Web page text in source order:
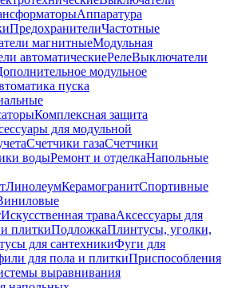
Аппаратура
ПредохранителиЧастотные
магнитныеМодульная
автоматическиеРелеВыключатели
модульное
пуска
Комплексная защита
для модульной
Счетчики газаСчетчики
водыРемонт и отделкаНапольные
ЛинолеумКерамогранитСпортивные
Искусственная траваАксессуары для
плиткиПодложкаПлинтусы, уголки,
для сантехникиФуги для
для пола и плиткиПриспособления
выравнивания